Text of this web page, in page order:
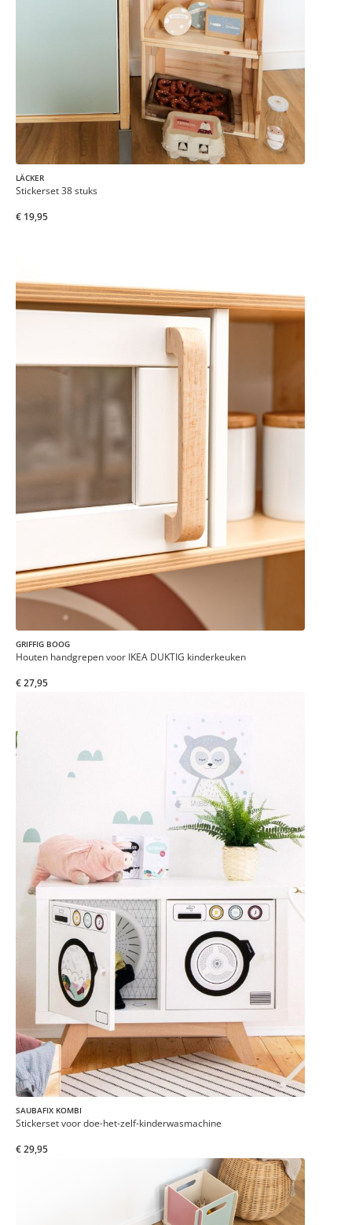
LÄCKER
Stickerset 38 stuks
€ 19,95
GRIFFIG BOOG
Houten handgrepen voor IKEA DUKTIG kinderkeuken
€ 27,95
SAUBAFIX KOMBI
Stickerset voor doe-het-zelf-kinderwasmachine
€ 29,95